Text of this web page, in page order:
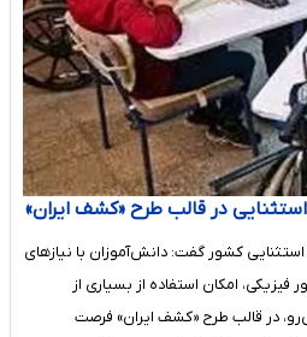
در قالب طرح «کشف ایران»
کشور گفت: دانش‌آموزان با نیازهای
امکان استفاده از بسیاری از
در قالب طرح «کشف ایران» فرصت